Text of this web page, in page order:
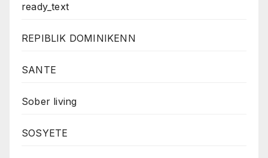
ready_text
REPIBLIK DOMINIKENN
SANTE
Sober living
SOSYETE